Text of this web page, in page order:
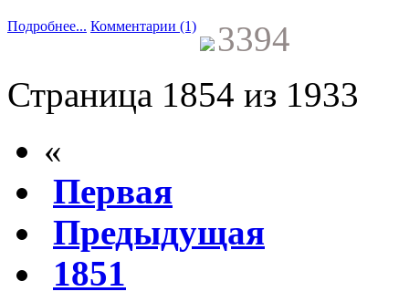
Подробнее... Комментарии (1)
3394
Страница 1854 из 1933
«
Первая
Предыдущая
1851